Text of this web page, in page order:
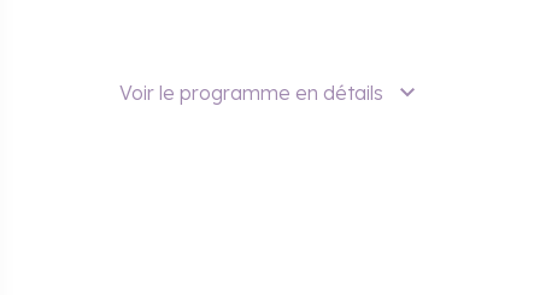
Voir le programme en détails